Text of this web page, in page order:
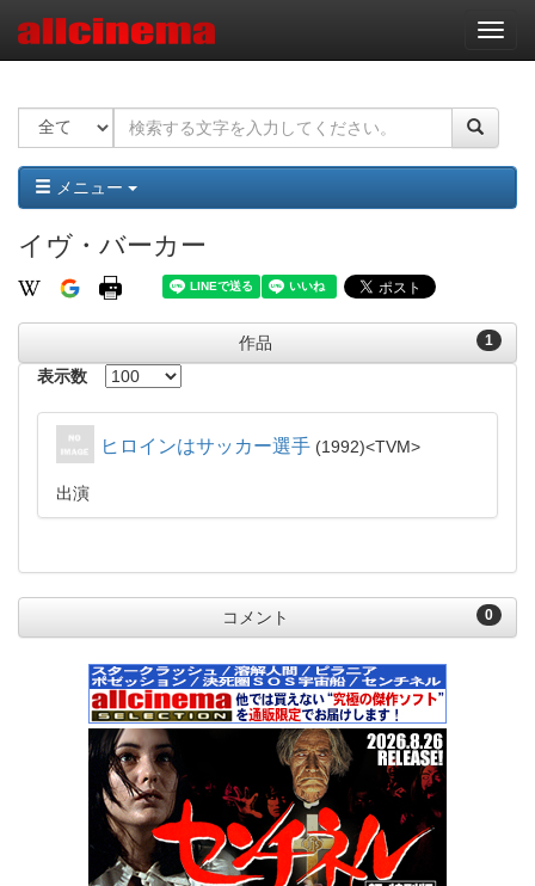
ナ
ビ
ー
ョ
ン
メニュー
イヴ・バーカー
1
作品
表示数
ヒロインはサッカー選手 1992 TVM
出演
0
コメント